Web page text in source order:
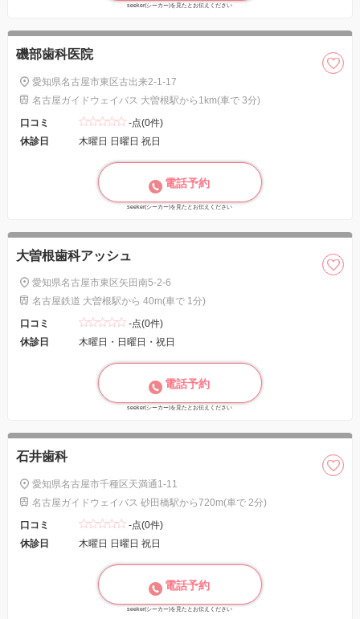
seeker(シーカー)を見たとお伝えください
磯部歯科医院
愛知県名古屋市東区古出来2-1-17
名古屋ガイドウェイバス 大曽根駅から1km(車で 3分)
口コミ
-点(0件)
休診日
木曜日 日曜日 祝日
電話予約
seeker(シーカー)を見たとお伝えください
大曽根歯科アッシュ
愛知県名古屋市東区矢田南5-2-6
名古屋鉄道 大曽根駅から 40m(車で 1分)
口コミ
-点(0件)
休診日
木曜日・日曜日・祝日
電話予約
seeker(シーカー)を見たとお伝えください
石井歯科
愛知県名古屋市千種区天満通1-11
名古屋ガイドウェイバス 砂田橋駅から720m(車で 2分)
口コミ
-点(0件)
休診日
木曜日 日曜日 祝日
電話予約
seeker(シーカー)を見たとお伝えください